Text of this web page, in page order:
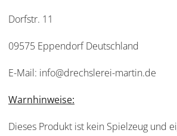
Dorfstr. 11
09575 Eppendorf Deutschland
E-Mail: info@drechslerei-martin.de
Warnhinweise:
Dieses Produkt ist kein Spielzeug und